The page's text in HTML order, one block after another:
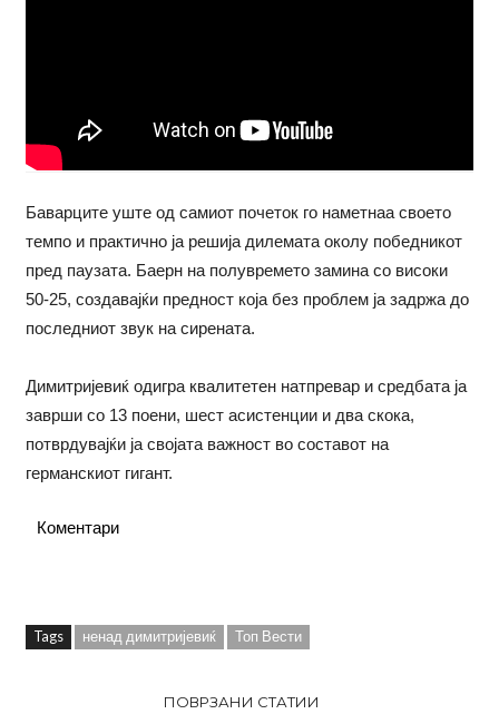
Баварците уште од самиот почеток го наметнаа своето
темпо и практично ја решија дилемата околу победникот
пред паузата. Баерн на полувремето замина со високи
50-25, создавајќи предност која без проблем ја задржа до
последниот звук на сирената.
Димитријевиќ одигра квалитетен натпревар и средбата ја
заврши со 13 поени, шест асистенции и два скока,
потврдувајќи ја својата важност во составот на
германскиот гигант.
Коментари
Tags ненад димитријевиќ Топ Вести
ПОВРЗАНИ СТАТИИ